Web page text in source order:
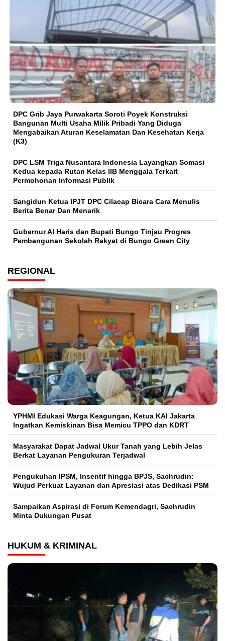
DPC Grib Jaya Purwakarta Soroti Poyek Konstruksi
Bangunan Multi Usaha Milik Pribadi Yang Diduga
Mengabaikan Aturan Keselamatan Dan Kesehatan Kerja
(K3)
DPC LSM Triga Nusantara Indonesia Layangkan Somasi
Kedua kepada Rutan Kelas IIB Menggala Terkait
Permohonan Informasi Publik
Sangidun Ketua IPJT DPC Cilacap Bicara Cara Menulis
Berita Benar Dan Menarik
​Gubernur Al Haris dan Bupati Bungo Tinjau Progres
Pembangunan Sekolah Rakyat di Bungo Green City
REGIONAL
YPHMI Edukasi Warga Keagungan, Ketua KAI Jakarta
Ingatkan Kemiskinan Bisa Memicu TPPO dan KDRT
Masyarakat Dapat Jadwal Ukur Tanah yang Lebih Jelas
Berkat Layanan Pengukuran Terjadwal
Pengukuhan IPSM, Insentif hingga BPJS, Sachrudin:
Wujud Perkuat Layanan dan Apresiasi atas Dedikasi PSM
Sampaikan Aspirasi di Forum Kemendagri, Sachrudin
Minta Dukungan Pusat
HUKUM & KRIMINAL